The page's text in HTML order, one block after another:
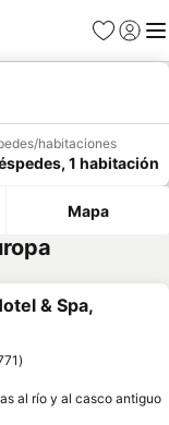
Favoritos
Iniciar
habitaciones
1 habitación
Mapa
& Spa,
al río y al casco antiguo